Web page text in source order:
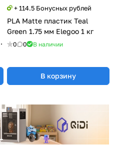
+ 114.5 Бонусных рублей
PLA Matte пластик Teal
Green 1.75 мм Elegoo 1 кг
0 0 В наличии
В корзину